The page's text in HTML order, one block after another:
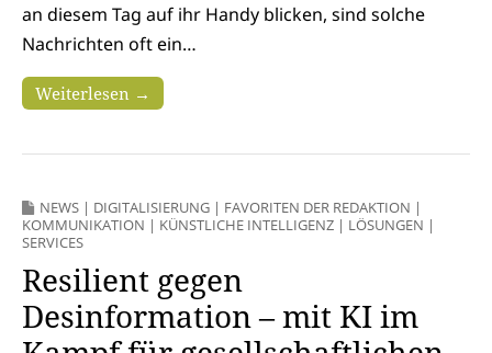
an diesem Tag auf ihr Handy blicken, sind solche
Nachrichten oft ein…
Weiterlesen →
NEWS | DIGITALISIERUNG | FAVORITEN DER REDAKTION |
KOMMUNIKATION | KÜNSTLICHE INTELLIGENZ | LÖSUNGEN |
SERVICES
Resilient gegen
Desinformation – mit KI im